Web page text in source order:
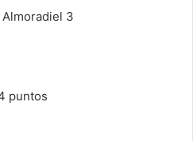
3
puntos